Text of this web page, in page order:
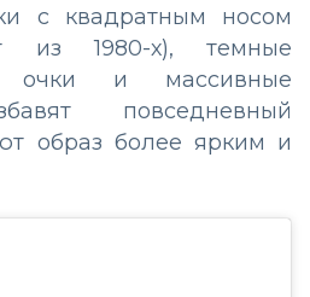
с квадратным носом
из 1980-х), темные
очки и массивные
повседневный
образ более ярким и